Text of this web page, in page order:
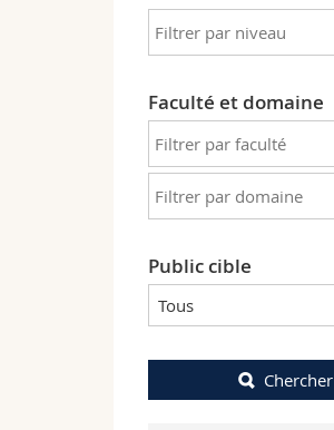
Faculté et domaine
Public cible
Tous
Chercher